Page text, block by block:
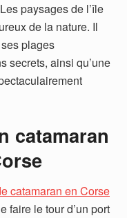
paysages de l’île
de la nature. Il
plages
secrets, ainsi qu’une
catamaran
catamaran en Corse
faire le tour d’un port